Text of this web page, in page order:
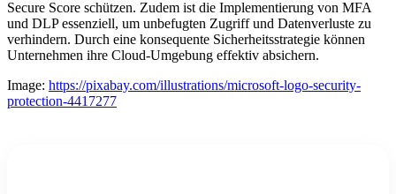
Secure Score schützen. Zudem ist die Implementierung von MFA
und DLP essenziell, um unbefugten Zugriff und Datenverluste zu
verhindern. Durch eine konsequente Sicherheitsstrategie können
Unternehmen ihre Cloud-Umgebung effektiv absichern.
Image: https://pixabay.com/illustrations/microsoft-logo-security-
protection-4417277